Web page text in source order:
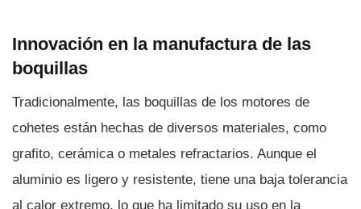
Innovación en la manufactura de las
boquillas
Tradicionalmente, las boquillas de los motores de
cohetes están hechas de diversos materiales, como
grafito, cerámica o metales refractarios. Aunque el
aluminio es ligero y resistente, tiene una baja tolerancia
al calor extremo, lo que ha limitado su uso en la